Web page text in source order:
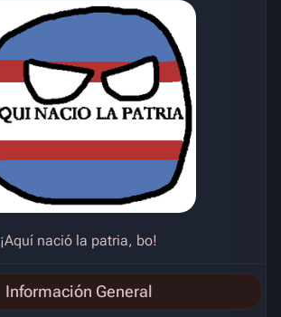
¡Aquí nació la patria, bo!
Información General